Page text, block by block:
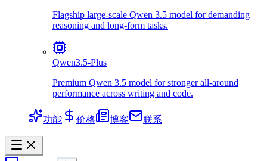
Flagship large-scale Qwen 3.5 model for demanding
reasoning and long-form tasks.
Qwen3.5-Plus
Premium Qwen 3.5 model for stronger all-around
performance across writing and code.
功能 价格 博客 联系